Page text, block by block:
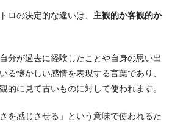
ロの決定的な違いは、 主観的か客観的か
分が過去に経験したことや自身の思い出
る懐かしい感情を表現する言葉であり、
的に見て古いものに対して使われます。
を感じさせる」という意味で使われるた